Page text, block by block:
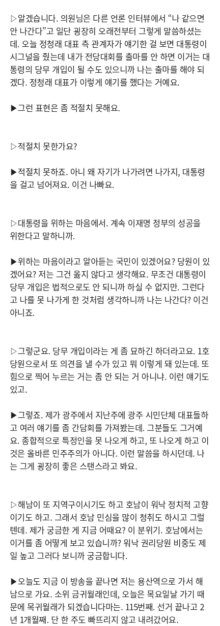
▷알겠습니다. 의원님은 다른 언론 인터뷰에서 “나 같으면
안 나간다”고 일단 굉장히 오래전부터 그렇게 말씀하셨는
데. 오늘 정청래 대표 측 관계자가 얘기한 걸 보면 대통령이
시그널을 줬는데 내가 전당대회를 출마를 안 하면 이거는 대
통령의 당무 개입이 될 수도 있으니까 나는 출마를 해야 되
겠다. 정청래 대표가 이렇게 얘기를 했다는 거예요.
▶그런 표현은 좀 적절치 못해요.
▷적절치 못한가요?
▶적절치 못하죠. 아니 왜 자기가 나가려면 나가지, 대통령
을 걸고 넘어져요. 이건 나빠요.
▷대통령을 위하는 마음에서. 계속 이재명 정부의 성공을
위한다고 말하니까.
▶위하는 마음이라고 알아듣는 국민이 있겠어요? 당원이 있
겠어요? 저는 그건 옳지 않다고 생각해요. 무조건 대통령이
당무 개입은 법적으로도 안 되니까 하실 수 없지만. 그런다
고 나를 못 나가게 한 것처럼 생각하니까 나는 나간다? 이건
아니죠.
▷그렇군요. 당무 개입이라는 게 좀 묘하긴 하더라고요. 1호
당원으로서 또 의견을 낼 수가 있고 뭐 이렇게 돼 있는데. 또
힘으로 찍어 누르는 거는 좀 안 되는 거 아니냐. 이런 얘기도
있고.
▶그렇죠. 제가 광주에서 지난주에 광주 시민단체 대표들하
고 여러 얘기를 좀 간담회를 가져봤는데. 그분들도 그거예
요. 종합적으로 특정인을 못 나오게 하고, 또 나오게 하고 이
것은 올바른 민주주의가 아니다. 이런 말씀을 하시던데. 나
는 그게 굉장히 좋은 스탠스라고 봐요.
▷해남이 또 지역구이시기도 하고 호남이 워낙 정치적 고향
이기도 하고. 그래서 호남 민심을 많이 청취도 하시고 그럴
텐데. 제가 궁금한 게 지금 어때요? 이 분위기. 호남에서는
이거를 좀 어떻게 보고 있습니까? 워낙 권리당원 비중도 제
일 높고 그러다 보니까 궁금합니다.
▶오늘도 지금 이 방송을 끝나면 저는 용산역으로 가서 해
남으로 가요. 소위 금귀월래인데, 오늘은 목요일날 가기 때
문에 목귀월래가 되겠습니다마는. 115번째. 선거 끝나고 2
년 1개월째. 단 한 주도 빠뜨리지 않고 내려갔어요.